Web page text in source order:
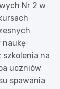
Nr 2 w
naukę
szkolenia na
uczniów
spawania